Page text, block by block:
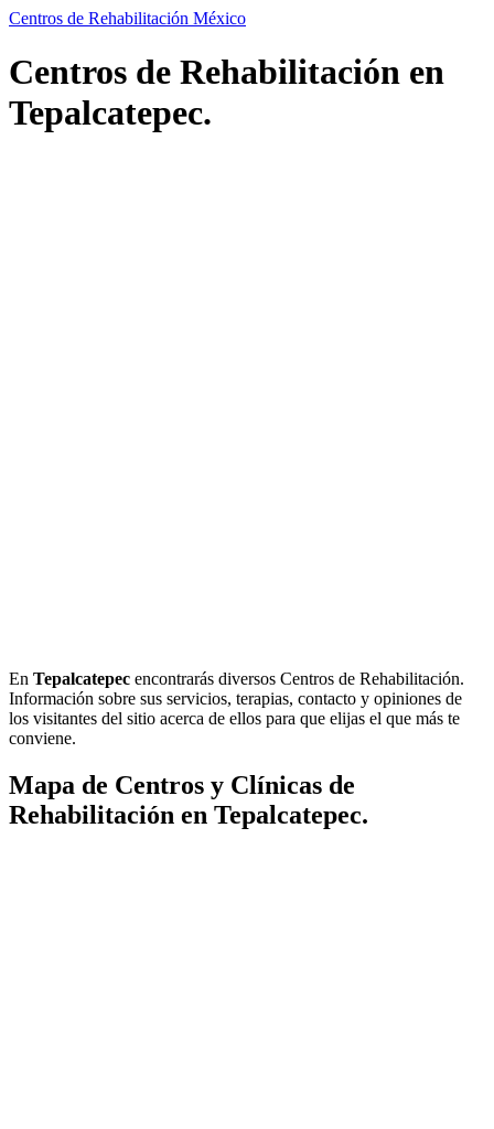
Centros de Rehabilitación México
Centros de Rehabilitación en
Tepalcatepec.
En Tepalcatepec encontrarás diversos Centros de Rehabilitación.
Información sobre sus servicios, terapias, contacto y opiniones de
los visitantes del sitio acerca de ellos para que elijas el que más te
conviene.
Mapa de Centros y Clínicas de
Rehabilitación en Tepalcatepec.